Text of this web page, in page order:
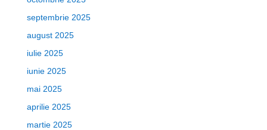
septembrie 2025
august 2025
iulie 2025
iunie 2025
mai 2025
aprilie 2025
martie 2025